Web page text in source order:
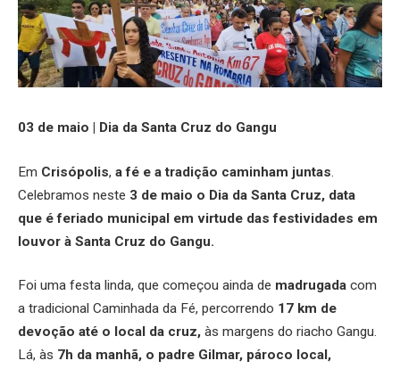
03 de maio | Dia da Santa Cruz do Gangu
Em Crisópolis, a fé e a tradição caminham juntas.
Celebramos neste 3 de maio o Dia da Santa Cruz, data
que é feriado municipal em virtude das festividades em
louvor à Santa Cruz do Gangu.
Foi uma festa linda, que começou ainda de madrugada com
a tradicional Caminhada da Fé, percorrendo 17 km de
devoção até o local da cruz, às margens do riacho Gangu.
Lá, às 7h da manhã, o padre Gilmar, pároco local,